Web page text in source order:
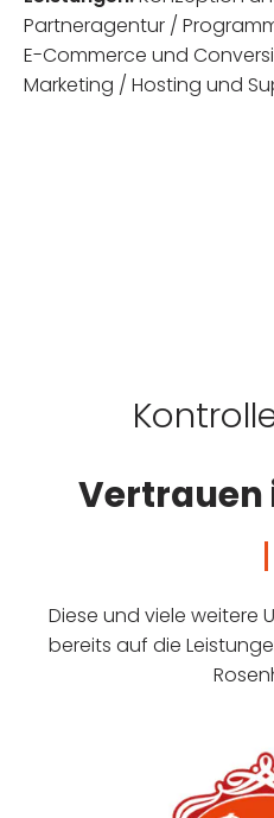
Partneragentur /
E-Commerce und
Marketing / Hosting und
Vertrauen
Diese und viele weitere
bereits auf die